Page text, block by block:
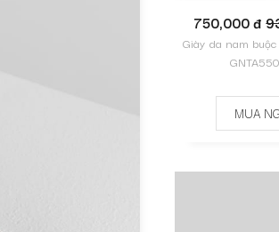
750,000 đ
Giày da nam
MUA